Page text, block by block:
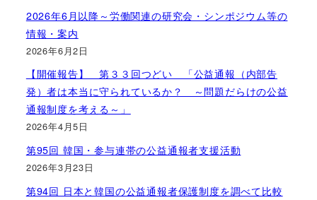
2026年6月以降～労働関連の研究会・シンポジウム等の
情報・案内
2026年6月2日
【開催報告】 第３３回つどい 「公益通報（内部告
発）者は本当に守られているか？ ～問題だらけの公益
通報制度を考える～」
2026年4月5日
第95回 韓国・参与連帯の公益通報者支援活動
2026年3月23日
第94回 日本と韓国の公益通報者保護制度を調べて比較